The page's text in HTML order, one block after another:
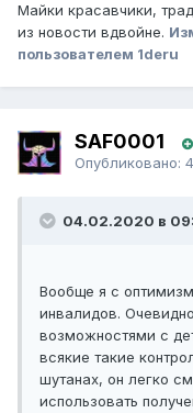
Майки красавчики,
из новости вдвойне.
пользователем 1deru
SAF0001
Опубликовано:
04.02.2020 в
Вообще я с
инвалидов.
возможностями с
всякие такие
шутанах, он легко
использовать